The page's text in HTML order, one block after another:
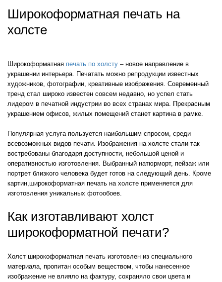
Широкоформатная печать на
холсте
Широкоформатная печать по холсту – новое направление в
украшении интерьера. Печатать можно репродукции известных
художников, фотографии, креативные изображения. Современный
тренд стал широко известен совсем недавно, но успел стать
лидером в печатной индустрии во всех странах мира. Прекрасным
украшением офисов, жилых помещений станет картина в рамке.
Популярная услуга пользуется наибольшим спросом, среди
всевозможных видов печати. Изображения на холсте стали так
востребованы благодаря доступности, небольшой ценой и
оперативностью изготовления. Выбранный натюрморт, пейзаж или
портрет близкого человека будет готов на следующий день. Кроме
картин,широкоформатная печать на холсте применяется для
изготовления уникальных фотообоев.
Как изготавливают холст
широкоформатной печати?
Холст широкоформатная печать изготовлен из специального
материала, пропитан особым веществом, чтобы нанесенное
изображение не влияло на фактуру, сохраняло свои цвета и